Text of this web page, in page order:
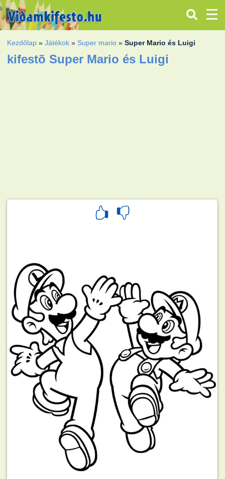
Kezdőlap »Játékok » Super mario »Super Mario és Luigi
kifestõ Super Mario és Luigi